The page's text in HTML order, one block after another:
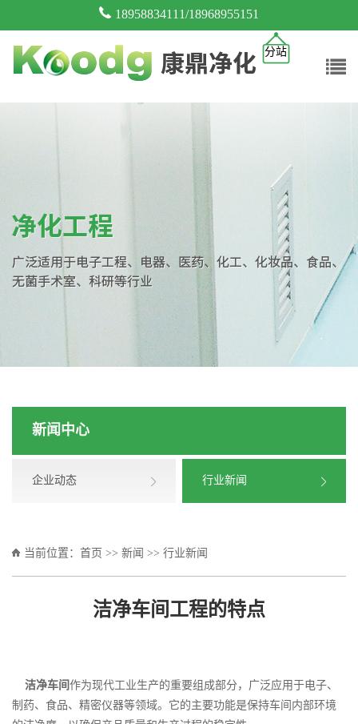
18958834111/18968955151
分站
新闻中心
企业动态 行业新闻
当前位置： 首页 >> 新闻 >> 行业新闻
洁净车间工程的特点
洁净车间作为现代工业生产的重要组成部分，广泛应用于电子、
制药、食品、精密仪器等领域。它的主要功能是保持车间内部环境